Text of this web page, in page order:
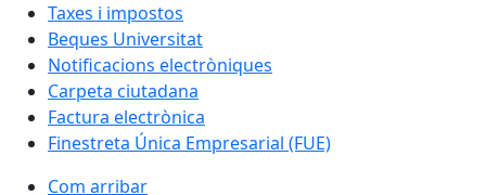
Taxes i impostos
Beques Universitat
Notificacions electròniques
Carpeta ciutadana
Factura electrònica
Finestreta Única Empresarial (FUE)
Com arribar